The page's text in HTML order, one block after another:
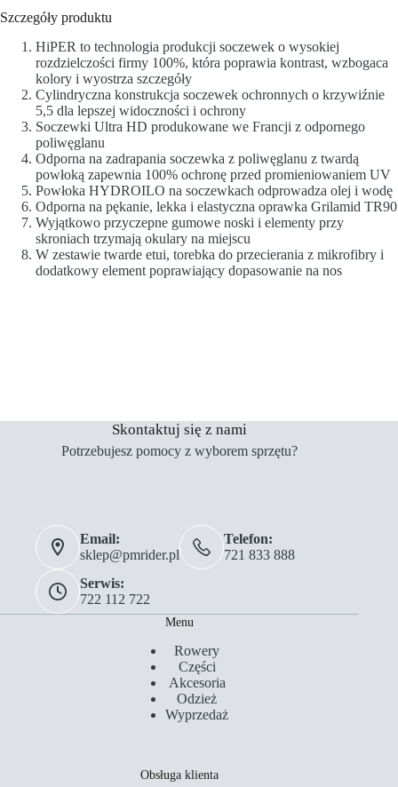
Szczegóły produktu
HiPER to technologia produkcji soczewek o wysokiej
rozdzielczości firmy 100%, która poprawia kontrast, wzbogaca
kolory i wyostrza szczegóły
Cylindryczna konstrukcja soczewek ochronnych o krzywiźnie
5,5 dla lepszej widoczności i ochrony
Soczewki Ultra HD produkowane we Francji z odpornego
poliwęglanu
Odporna na zadrapania soczewka z poliwęglanu z twardą
powłoką zapewnia 100% ochronę przed promieniowaniem UV
Powłoka HYDROILO na soczewkach odprowadza olej i wodę
Odporna na pękanie, lekka i elastyczna oprawka Grilamid TR90
Wyjątkowo przyczepne gumowe noski i elementy przy
skroniach trzymają okulary na miejscu
W zestawie twarde etui, torebka do przecierania z mikrofibry i
dodatkowy element poprawiający dopasowanie na nos
Skontaktuj się z nami
Potrzebujesz pomocy z wyborem sprzętu?
Email:
sklep@pmrider.pl
Telefon:
721 833 888
Serwis:
722 112 722
Menu
Rowery
Części
Akcesoria
Odzież
Wyprzedaż
Obsługa klienta